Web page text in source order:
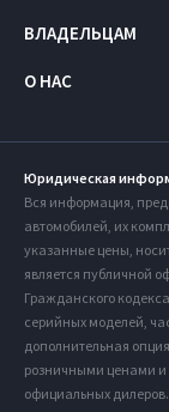
ВЛАДЕЛЬЦАМ
О НАС
Юридическая
Вся информация,
автомобилей, их
указанные цены,
является публичной
Гражданского
серийных моделей,
дополнительная
розничными ценами и
официальных